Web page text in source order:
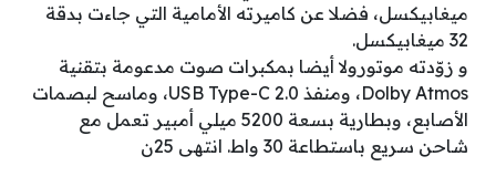
ميغابيكسل، فضلا عن كاميرته الأمامية التي جاءت بدقة
32 ميغابيكسل.
و زوّدته موتورولا أيضا بمكبرات صوت مدعومة بتقنية
Dolby Atmos، ومنفذ USB Type-C 2.0، وماسح لبصمات
الأصابع، وبطارية بسعة 5200 ميلي أمبير تعمل مع
شاحن سريع باستطاعة 30 واط. انتهى 25ن